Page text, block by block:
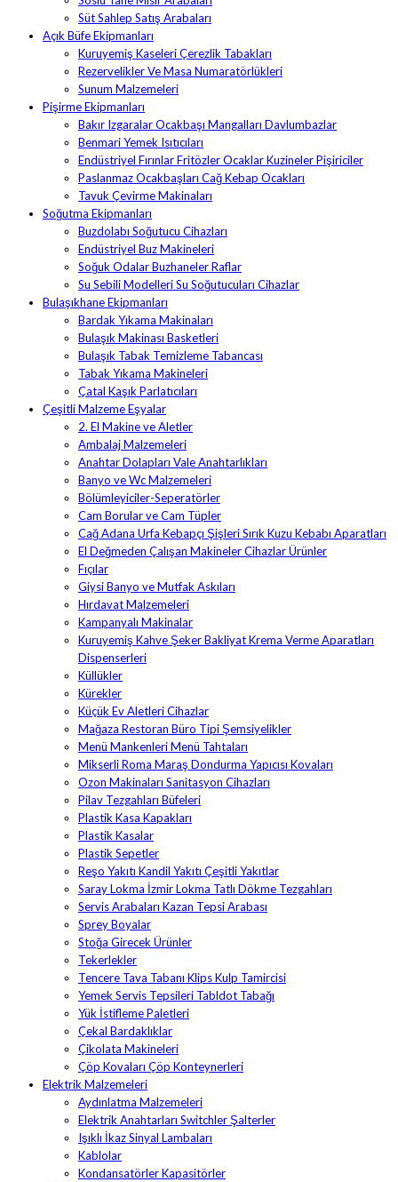
Süt Sahlep Satış Arabaları
Açık Büfe Ekipmanları
Kuruyemiş Kaseleri Çerezlik Tabakları
Rezervelikler Ve Masa Numaratörlükleri
Sunum Malzemeleri
Pişirme Ekipmanları
Bakır Izgaralar Ocakbaşı Mangalları Davlumbazlar
Benmari Yemek Isıtıcıları
Endüstriyel Fırınlar Fritözler Ocaklar Kuzineler Pişiriciler
Paslanmaz Ocakbaşları Cağ Kebap Ocakları
Tavuk Çevirme Makinaları
Soğutma Ekipmanları
Buzdolabı Soğutucu Cihazları
Endüstriyel Buz Makineleri
Soğuk Odalar Buzhaneler Raflar
Su Sebili Modelleri Su Soğutucuları Cihazlar
Bulaşıkhane Ekipmanları
Bardak Yıkama Makinaları
Bulaşık Makinası Basketleri
Bulaşık Tabak Temizleme Tabancası
Tabak Yıkama Makineleri
Çatal Kaşık Parlatıcıları
Çeşitli Malzeme Eşyalar
2. El Makine ve Aletler
Ambalaj Malzemeleri
Anahtar Dolapları Vale Anahtarlıkları
Banyo ve Wc Malzemeleri
Bölümleyiciler-Seperatörler
Cam Borular ve Cam Tüpler
Cağ Adana Urfa Kebapçı Şişleri Sırık Kuzu Kebabı Aparatları
El Değmeden Çalışan Makineler Cihazlar Ürünler
Fıçılar
Giysi Banyo ve Mutfak Askıları
Hırdavat Malzemeleri
Kampanyalı Makinalar
Kuruyemiş Kahve Şeker Bakliyat Krema Verme Aparatları
Dispenserleri
Küllükler
Kürekler
Küçük Ev Aletleri Cihazlar
Mağaza Restoran Büro Tipi Şemsiyelikler
Menü Mankenleri Menü Tahtaları
Mikserli Roma Maraş Dondurma Yapıcısı Kovaları
Ozon Makinaları Sanitasyon Cihazları
Pilav Tezgahları Büfeleri
Plastik Kasa Kapakları
Plastik Kasalar
Plastik Sepetler
Reşo Yakıtı Kandil Yakıtı Çeşitli Yakıtlar
Saray Lokma İzmir Lokma Tatlı Dökme Tezgahları
Servis Arabaları Kazan Tepsi Arabası
Sprey Boyalar
Stoğa Girecek Ürünler
Tekerlekler
Tencere Tava Tabanı Klips Kulp Tamircisi
Yemek Servis Tepsileri Tabldot Tabağı
Yük İstifleme Paletleri
Çekal Bardaklıklar
Çikolata Makineleri
Çöp Kovaları Çöp Konteynerleri
Elektrik Malzemeleri
Aydınlatma Malzemeleri
Elektrik Anahtarları Switchler Şalterler
Işıklı İkaz Sinyal Lambaları
Kablolar
Kondansatörler Kapasitörler